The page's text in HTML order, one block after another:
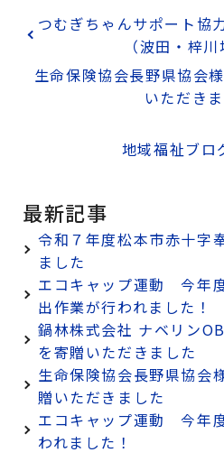
つむぎちゃんサポート協
（波田・梓川
生命保険協会長野県協会
いただき
地域福祉ブロ
最新記事
令和７年度松本市赤十字
ました
エコキャップ運動 今年
出作業が行われました！
鍋林株式会社 ナベリン
を寄贈いただきました
生命保険協会長野県協会
贈いただきました
エコキャップ運動 今年
われました！